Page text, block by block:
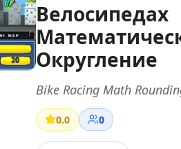
Велосипедах
Округление
Bike Racing Math
0.0 0